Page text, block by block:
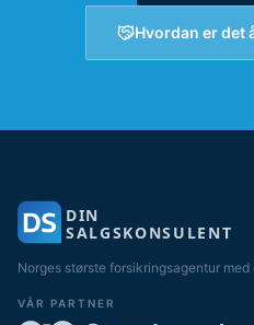
Hvordan er det
DIN
SALGSKONSULENT
Norges største forsikringsagentur
VÅR PARTNER